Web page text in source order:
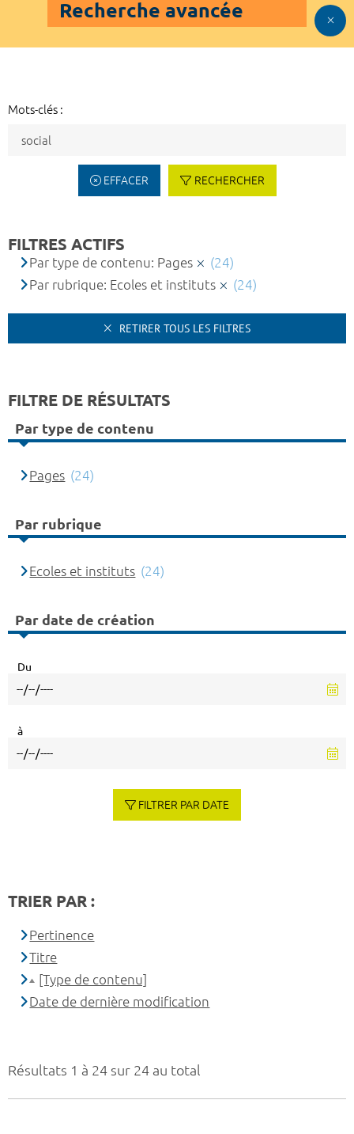
Recherche avancée
Mots-clés :
EFFACER RECHERCHER
Résultats 1 à 24 sur 24 au total
FILTRES ACTIFS
Par type de contenu: Pages
(24)
Par rubrique: Ecoles et instituts
(24)
RETIRER TOUS LES FILTRES
FILTRE DE RÉSULTATS
Par type de contenu
Pages (24)
Par rubrique
Ecoles et instituts (24)
Par date de création
Du
à
FILTRER PAR DATE
TRIER PAR :
Pertinence
Titre
[Type de contenu]
Date de dernière modification